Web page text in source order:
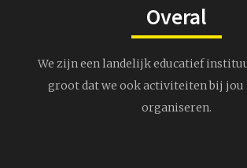
Overal
We zijn een landelijk educatief
groot dat we ook activiteiten bij jou
organiseren.